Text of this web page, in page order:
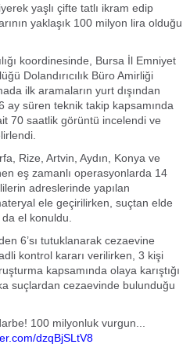
yaşlı çifte tatlı ikram edip
yaklaşık 100 milyon lira olduğu
koordinesinde, Bursa İl Emniyet
Dolandırıcılık Büro Amirliği
ilk aramaların yurt dışından
ay süren teknik takip kapsamında
70 saatlik görüntü incelendi ve
Rize, Artvin, Aydın, Konya ve
eş zamanlı operasyonlarda 14
adreslerinde yapılan
ele geçirilirken, suçtan elde
el konuldu.
6’sı tutuklanarak cezaevine
kontrol kararı verilirken, 3 kişi
kapsamında olaya karıştığı
suçlardan cezaevinde bulunduğu
100 milyonluk vurgun...
dzqBjSLtV8